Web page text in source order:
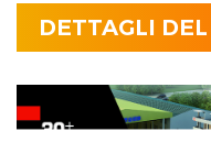
DETTAGLI